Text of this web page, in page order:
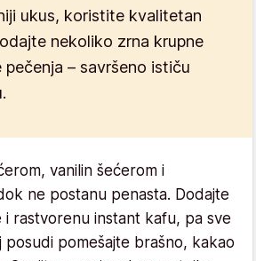
ukus, koristite kvalitetan
nekoliko zrna krupne
pečenja – savršeno ističu
vanilin šećerom i
ne postanu penasta. Dodajte
rastvorenu instant kafu, pa sve
posudi pomešajte brašno, kakao